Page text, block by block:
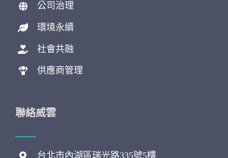
公司治理
環境永續
社會共融
供應商管理
聯絡威雲
台北市內湖區瑞光路335號5樓